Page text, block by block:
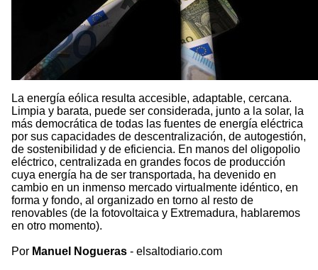
La energía eólica resulta accesible, adaptable, cercana.
Limpia y barata, puede ser considerada, junto a la solar, la
más democrática de todas las fuentes de energía eléctrica
por sus capacidades de descentralización, de autogestión,
de sostenibilidad y de eficiencia. En manos del oligopolio
eléctrico, centralizada en grandes focos de producción
cuya energía ha de ser transportada, ha devenido en
cambio en un inmenso mercado virtualmente idéntico, en
forma y fondo, al organizado en torno al resto de
renovables (de la fotovoltaica y Extremadura, hablaremos
en otro momento).
Por Manuel Nogueras - elsaltodiario.com